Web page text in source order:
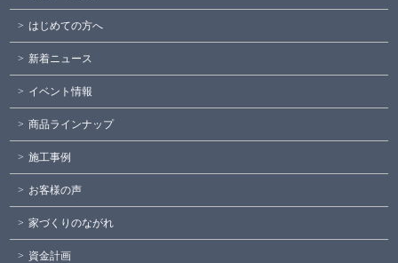
はじめての方へ
新着ニュース
イベント情報
商品ラインナップ
施工事例
お客様の声
家づくりのながれ
資金計画